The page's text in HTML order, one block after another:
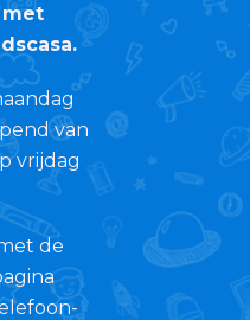
van
vrijdag
de